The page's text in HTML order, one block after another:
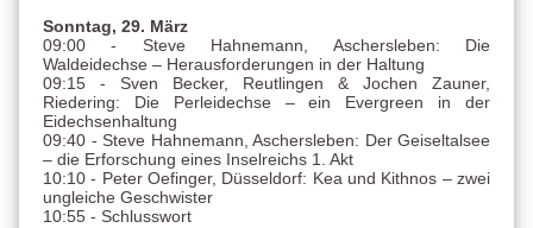
Sonntag, 29. März
09:00 - Steve Hahnemann, Aschersleben: Die
Waldeidechse – Herausforderungen in der Haltung
09:15 - Sven Becker, Reutlingen & Jochen Zauner,
Riedering: Die Perleidechse – ein Evergreen in der
Eidechsenhaltung
09:40 - Steve Hahnemann, Aschersleben: Der Geiseltalsee
– die Erforschung eines Inselreichs 1. Akt
10:10 - Peter Oefinger, Düsseldorf: Kea und Kithnos – zwei
ungleiche Geschwister
10:55 - Schlusswort